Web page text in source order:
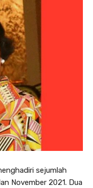
sejumlah
November 2021. Dua